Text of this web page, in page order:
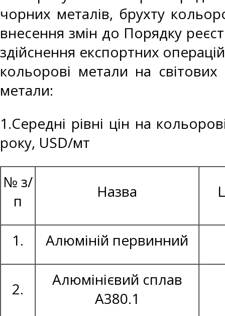
чорних металів, брухту
внесення змін до Порядку
здійснення експортних
кольорові метали на
метали:
1.Середні рівні цін на
року, USD/мт
№ з/
п
Назва
1. Алюміній первинний
2.
Алюмінієвий сплав
А380.1